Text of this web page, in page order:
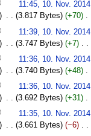
11:45, 10. Nov. 2014
3.817 Bytes +70 ‎
11:39, 10. Nov. 2014
3.747 Bytes +7 ‎
11:36, 10. Nov. 2014
3.740 Bytes +48 ‎
11:36, 10. Nov. 2014
3.692 Bytes +31 ‎
11:35, 10. Nov. 2014
3.661 Bytes −6 ‎